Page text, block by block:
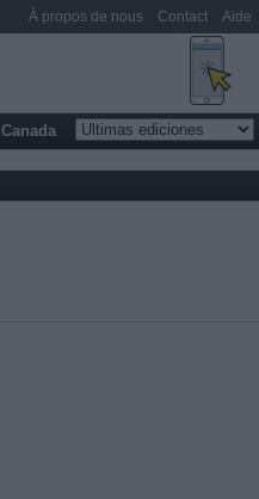
Canada
À propos de nous Contact Aide